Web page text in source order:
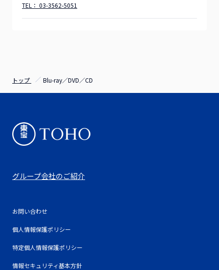
TEL： 03-3562-5051
トップ Blu-ray／DVD／CD
グループ会社のご紹介
お問い合わせ
個人情報保護ポリシー
特定個人情報保護ポリシー
情報セキュリティ基本方針